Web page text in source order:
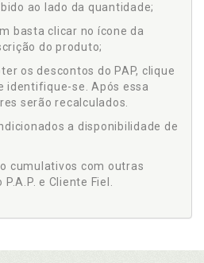
ao lado da quantidade;
basta clicar no ícone da
do produto;
os descontos do PAP, clique
identifique-se. Após essa
serão recalculados.
a disponibilidade de
cumulativos com outras
e Cliente Fiel.